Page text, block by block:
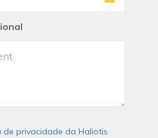
de privacidade da Haliotis